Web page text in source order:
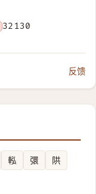
32130
反馈
䡏 彋
䧆